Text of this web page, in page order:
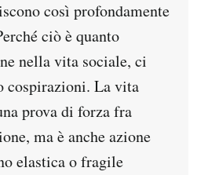
così profondamente
ciò è quanto
nella vita sociale, ci
cospirazioni. La vita
prova di forza fra
ma è anche azione
elastica o fragile